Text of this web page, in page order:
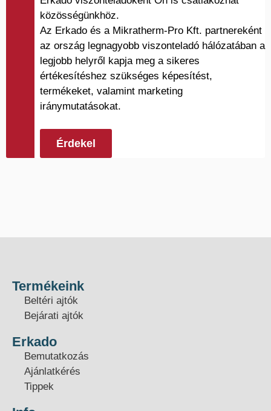
közösségünkhöz.
Az Erkado és a Mikratherm-Pro Kft. partnereként
az ország legnagyobb viszonteladó hálózatában a
legjobb helyről kapja meg a sikeres
értékesítéshez szükséges képesítést,
termékeket, valamint marketing
iránymutatásokat.
Érdekel
Termékeink
Beltéri ajtók
Bejárati ajtók
Erkado
Bemutatkozás
Ajánlatkérés
Tippek